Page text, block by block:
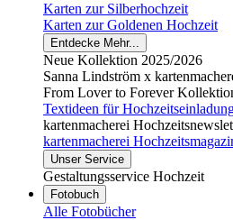
Karten zur Silberhochzeit
Karten zur Goldenen Hochzeit
Entdecke Mehr...
Neue Kollektion 2025/2026
Sanna Lindström x
From Lover to Forever
Textideen für
kartenmacherei
kartenmacherei
Unser Service
Gestaltungsservice Hochzeit
Fotobuch
Alle Fotobücher